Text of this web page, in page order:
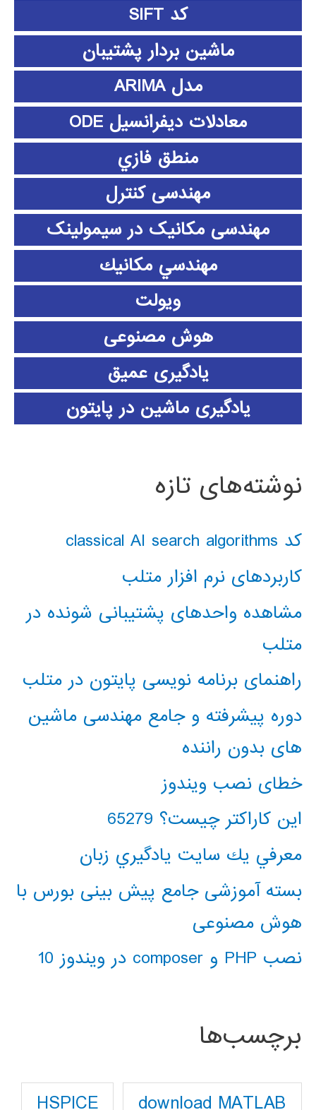
کد SIFT
ماشین بردار پشتیبان
مدل ARIMA
معادلات دیفرانسیل ODE
منطق فازي
مهندسی کنترل
مهندسی مکانیک در سیمولینک
مهندسي مكانيك
ویولت
هوش مصنوعی
یادگیری عمیق
یادگیری ماشین در پایتون
نوشته‌های تازه
کد classical AI search algorithms
کاربردهای نرم افزار متلب
مشاهده واحدهای پشتیبانی شونده در
متلب
راهنمای برنامه نویسی پایتون در متلب
دوره پیشرفته و جامع مهندسی ماشین
های بدون راننده
خطای نصب ویندوز
این کاراکتر چیست؟ 65279
معرفي يك سايت يادگيري زبان
بسته آموزشی جامع پیش بینی بورس با
هوش مصنوعی
نصب PHP و composer در ویندوز 10
برچسب‌ها
download MATLAB
HSPICE